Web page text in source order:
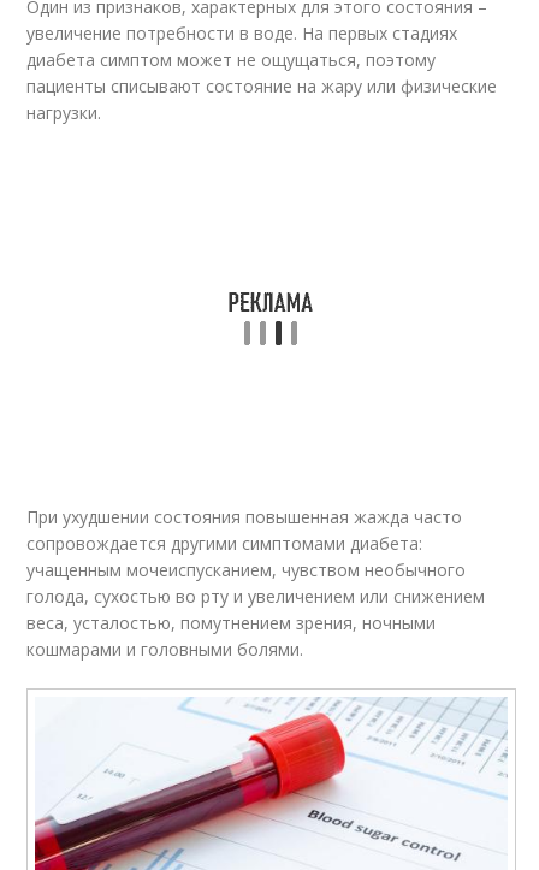
Один из признаков, характерных для этого состояния –
увеличение потребности в воде. На первых стадиях
диабета симптом может не ощущаться, поэтому
пациенты списывают состояние на жару или физические
нагрузки.
При ухудшении состояния повышенная жажда часто
сопровождается другими симптомами диабета:
учащенным мочеиспусканием, чувством необычного
голода, сухостью во рту и увеличением или снижением
веса, усталостью, помутнением зрения, ночными
кошмарами и головными болями.